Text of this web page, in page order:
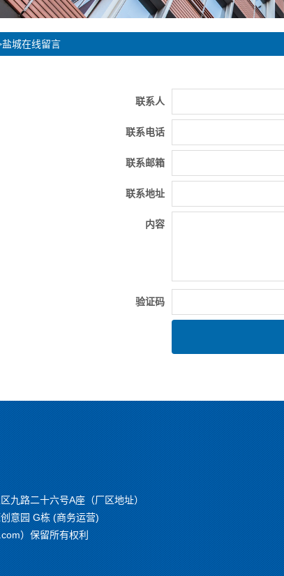
盐城在线留言
联系人
联系电话
联系邮箱
联系地址
内容
验证码
九路二十六号A座（厂区地址）
意园 G栋 (商务运营)
）保留所有权利